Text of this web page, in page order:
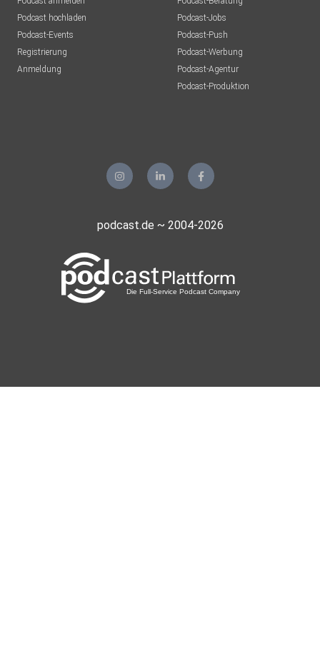
Podcast hochladen
Podcast-Events
Registrierung
Anmeldung
Podcast-Jobs
Podcast-Push
Podcast-Werbung
Podcast-Agentur
Podcast-Produktion
podcast.de ~ 2004-2026